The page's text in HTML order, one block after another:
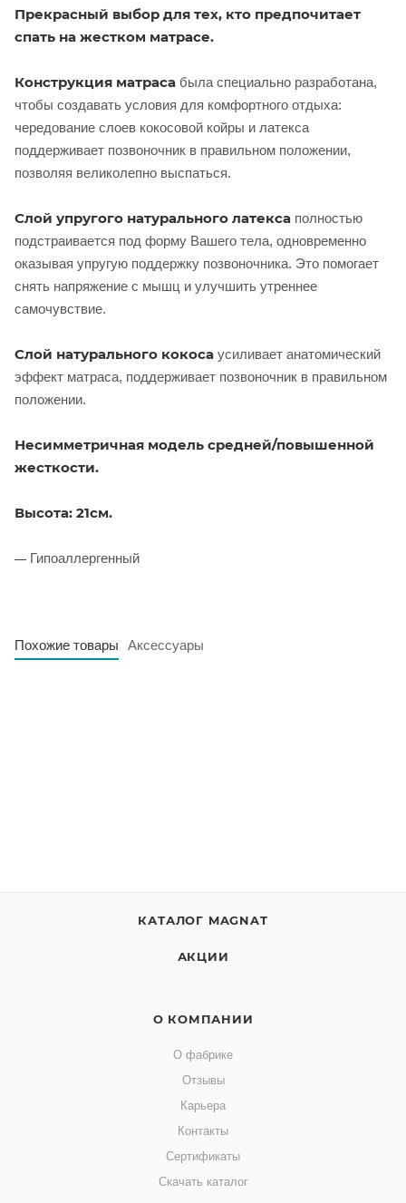
Прекрасный выбор для тех, кто предпочитает
спать на жестком матрасе.
Конструкция матраса была специально разработана,
чтобы создавать условия для комфортного отдыха:
чередование слоев кокосовой койры и латекса
поддерживает позвоночник в правильном положении,
позволяя великолепно выспаться.
Слой упругого натурального латекса полностью
подстраивается под форму Вашего тела, одновременно
оказывая упругую поддержку позвоночника. Это помогает
снять напряжение с мышц и улучшить утреннее
самочувствие.
Слой натурального кокоса усиливает анатомический
эффект матраса, поддерживает позвоночник в правильном
положении.
Несимметричная модель средней/повышенной
жесткости.
Высота: 21см.
— Гипоаллергенный
Похожие товары Аксессуары
КАТАЛОГ MAGNAT
АКЦИИ
О КОМПАНИИ
О фабрике
Отзывы
Карьера
Контакты
Сертификаты
Скачать каталог